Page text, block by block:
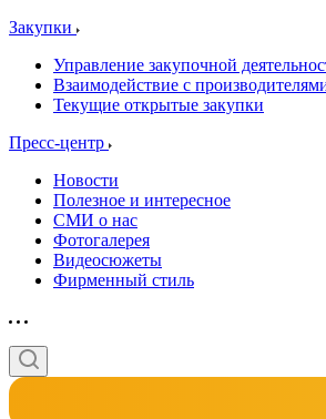
Закупки
Управление закупочной
Взаимодействие с
Текущие открытые закупки
Пресс-центр
Новости
Полезное и интересное
СМИ о нас
Фотогалерея
Видеосюжеты
Фирменный стиль